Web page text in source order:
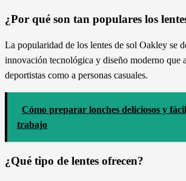
¿Por qué son tan populares los
La popularidad de los lentes de sol Oakley se
innovación tecnológica y diseño moderno que
deportistas como a personas casuales.
Cómo preparar lonches deliciosos y
trabajo
¿Qué tipo de lentes ofrecen?